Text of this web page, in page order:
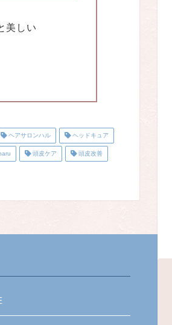
美しい
ヘアサロンハル ヘッドキュア
頭皮ケア 頭皮改善